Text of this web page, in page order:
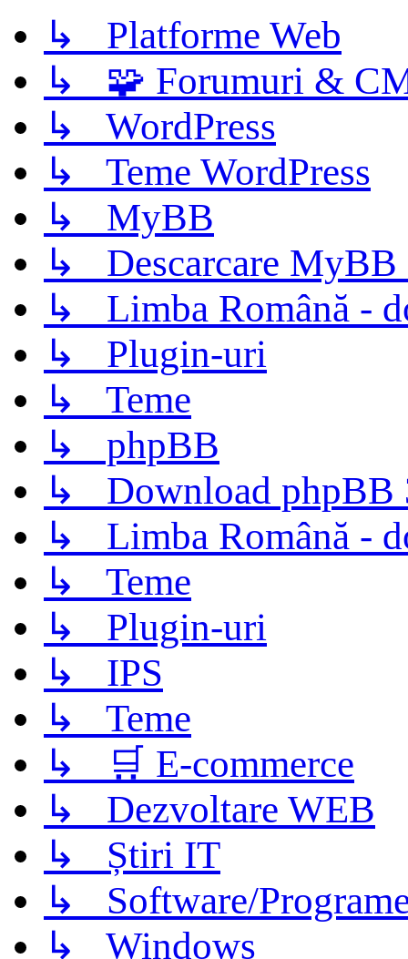
↳ Platforme Web
↳ 🧩 Forumuri &
↳ WordPress
↳ Teme WordPress
↳ MyBB
↳ Descarcare MyBB
↳ Limba Română -
↳ Plugin-uri
↳ Teme
↳ phpBB
↳ Download phpBB
↳ Limba Română -
↳ Teme
↳ Plugin-uri
↳ IPS
↳ Teme
↳ 🛒 E-commerce
↳ Dezvoltare WEB
↳ Știri IT
↳ Software/
↳ Windows